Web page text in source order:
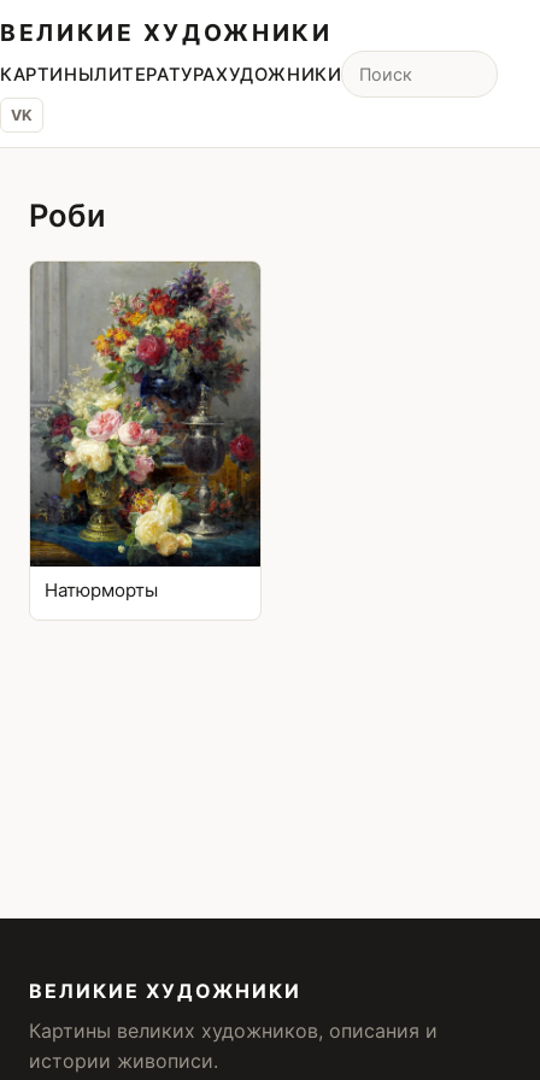
ВЕЛИКИЕ ХУДОЖНИКИ
КАРТИНЫЛИТЕРАТУРАХУДОЖНИКИ
VK
Роби
Натюрморты
ВЕЛИКИЕ ХУДОЖНИКИ
Картины великих художников, описания и
истории живописи.